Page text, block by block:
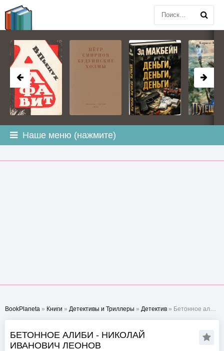
Наше меню (нажмите)
BookPlaneta » Книги » Детективы и Триллеры » Детектив » Бетонное алиби - Николай Иванович Леонов
БЕТОННОЕ АЛИБИ - НИКОЛАЙ
ИВАНОВИЧ ЛЕОНОВ
BOOKPLANETA.COM